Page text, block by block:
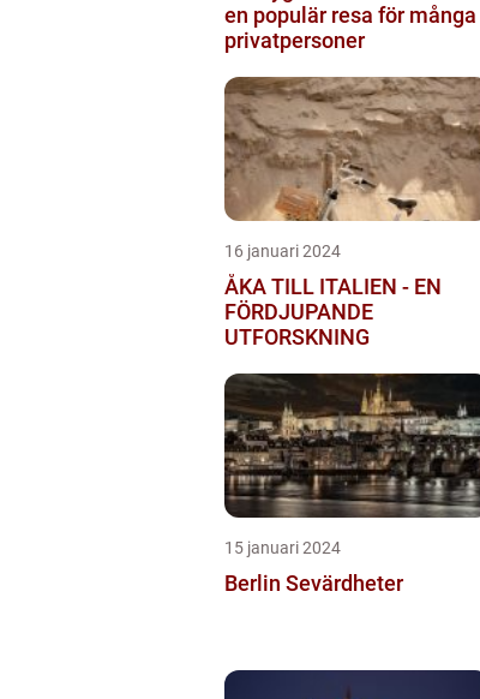
en populär resa för många
privatpersoner
16 januari 2024
ÅKA TILL ITALIEN - EN
FÖRDJUPANDE
UTFORSKNING
15 januari 2024
Berlin Sevärdheter